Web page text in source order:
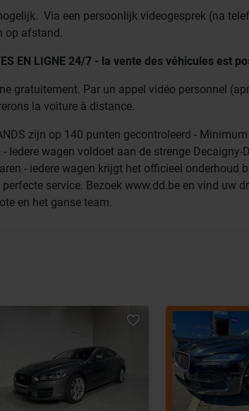
Via een persoonlijk videogesprek (na
op afstand.
EN LIGNE 24/7 - la vente des véhicules est
gratuitement. Par un appel vidéo personnel
la voiture à distance.
zijn op 140 punten gecontroleerd -
Iedere wagen voldoet aan de strenge
- iedere wagen krijgt het officieel onderhoud
service. Bezoek www.dd.be en vind uw
en het ganse team.